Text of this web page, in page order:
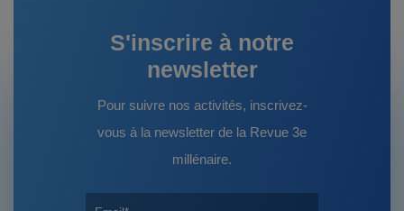
S'inscrire à notre
newsletter
Pour suivre nos activités, inscrivez-
vous à la newsletter de la Revue 3e
millénaire.